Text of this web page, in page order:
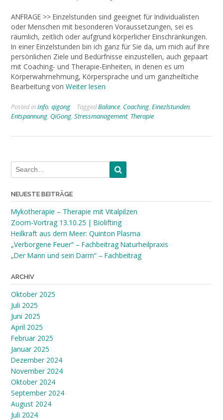
ANFRAGE >> Einzelstunden sind geeignet für Individualisten
oder Menschen mit besonderen Voraussetzungen, sei es
räumlich, zeitlich oder aufgrund körperlicher Einschränkungen.
In einer Einzelstunden bin ich ganz für Sie da, um mich auf Ihre
persönlichen Ziele und Bedürfnisse einzustellen, auch gepaart
mit Coaching- und Therapie-Einheiten, in denen es um
Körperwahrnehmung, Körpersprache und um ganzheiltiche
Bearbeitung von Weiter lesen
Posted inInfo, qigong TaggedBalance, Coaching, Einezlstunden,
Entspannung, QiGong, Stressmanagement, Therapie
NEUESTE BEITRÄGE
Mykotherapie – Therapie mit Vitalpilzen
Zoom-Vortrag 13.10.25 | Biolifting
Heilkraft aus dem Meer: Quinton Plasma
„Verborgene Feuer“ – Fachbeitrag Naturheilpraxis
„Der Mann und sein Darm“ – Fachbeitrag
ARCHIV
Oktober 2025
Juli 2025
Juni 2025
April 2025
Februar 2025
Januar 2025
Dezember 2024
November 2024
Oktober 2024
September 2024
August 2024
Juli 2024